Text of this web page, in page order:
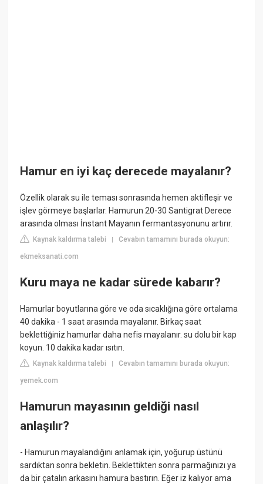
Hamur en iyi kaç derecede mayalanır?
Özellik olarak su ile teması sonrasında hemen aktifleşir ve
işlev görmeye başlarlar. Hamurun 20-30 Santigrat Derece
arasında olması İnstant Mayanın fermantasyonunu artırır.
Kaynak kaldırma talebi |Cevabın tamamını burada okuyun:
ekmeksanati.com
Kuru maya ne kadar sürede kabarır?
Hamurlar boyutlarına göre ve oda sıcaklığına göre ortalama
40 dakika - 1 saat arasında mayalanır. Birkaç saat
beklettiğiniz hamurlar daha nefis mayalanır. su dolu bir kap
koyun. 10 dakika kadar ısıtın.
Kaynak kaldırma talebi |Cevabın tamamını burada okuyun:
yemek.com
Hamurun mayasının geldiği nasıl
anlaşılır?
- Hamurun mayalandığını anlamak için, yoğurup üstünü
sardıktan sonra bekletin. Beklettikten sonra parmağınızı ya
da bir çatalın arkasını hamura bastırın. Eğer iz kalıyor ama